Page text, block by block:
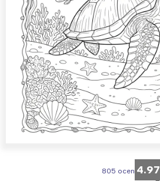
805 ocen 4.97